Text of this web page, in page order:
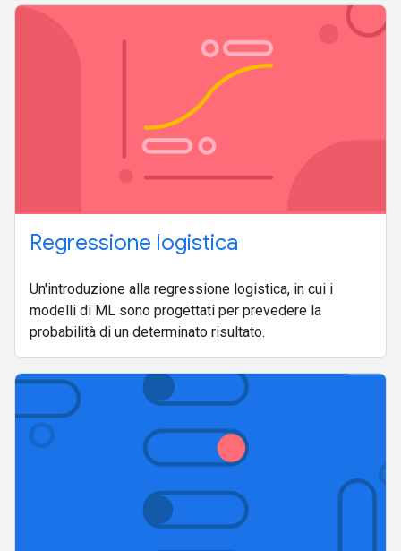
Regressione logistica
Un'introduzione alla regressione logistica, in cui i
modelli di ML sono progettati per prevedere la
probabilità di un determinato risultato.